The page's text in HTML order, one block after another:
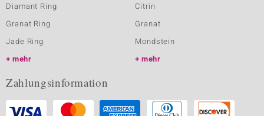
Diamant Ring
Granat Ring
Jade Ring
mehr
Citrin
Granat
Mondstein
mehr
Zahlungsinformation